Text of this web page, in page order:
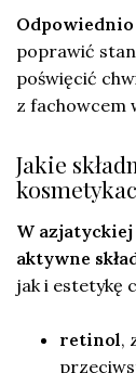
poprawić
poświęcić
z fachowcem
Jakie
W
aktywne
jak i estetykę
retinol,